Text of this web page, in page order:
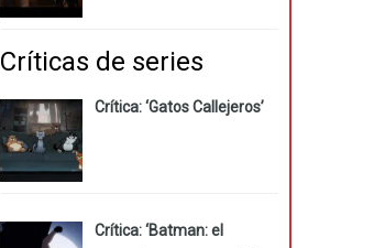
Críticas de series
Crítica: ‘Gatos Callejeros’
Crítica: ‘Batman: el